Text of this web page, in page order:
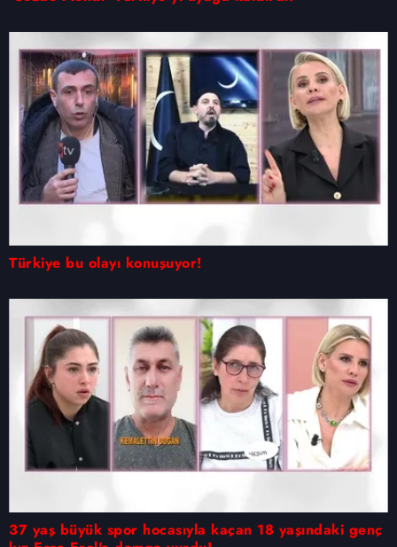
Türkiye bu olayı konuşuyor!
37 yaş büyük spor hocasıyla kaçan 18 yaşındaki genç